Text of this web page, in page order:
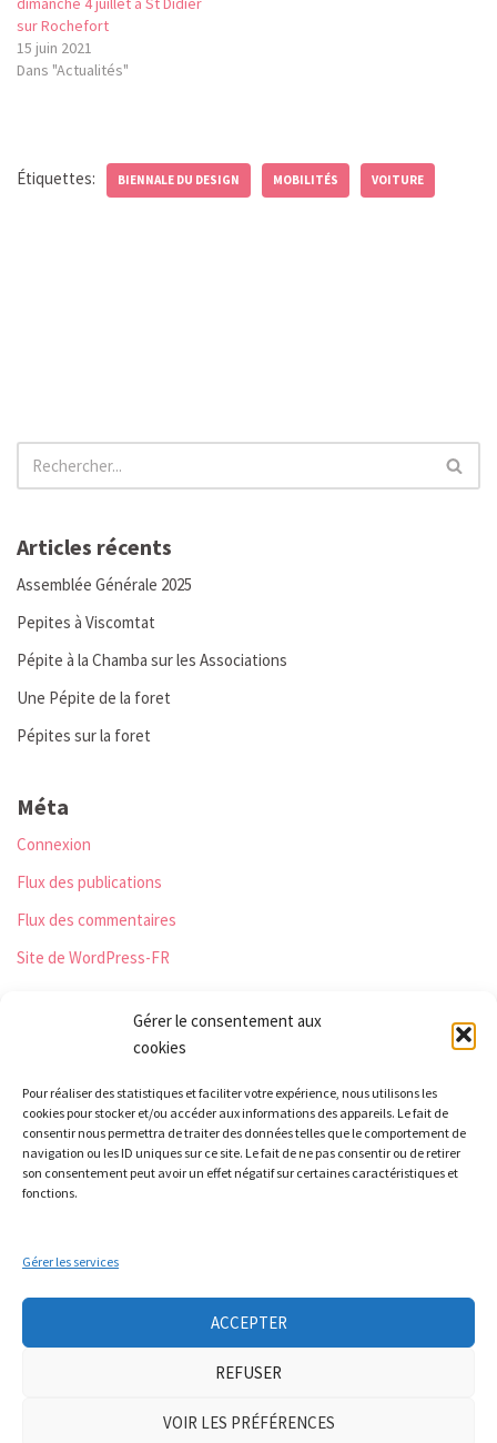
Gérer le consentement aux
cookies
Pour réaliser des statistiques et faciliter votre expérience, nous utilisons les
cookies pour stocker et/ou accéder aux informations des appareils. Le fait de
consentir nous permettra de traiter des données telles que le comportement de
navigation ou les ID uniques sur ce site. Le fait de ne pas consentir ou de retirer
son consentement peut avoir un effet négatif sur certaines caractéristiques et
fonctions.
Gérer les services
ACCEPTER
REFUSER
VOIR LES PRÉFÉRENCES
sur Rochefort
15 juin 2021
Dans "Actualités"
Étiquettes: BIENNALE DU DESIGN MOBILITÉS VOITURE
Articles récents
Assemblée Générale 2025
Pepites à Viscomtat
Pépite à la Chamba sur les Associations
Une Pépite de la foret
Pépites sur la foret
Méta
Connexion
Flux des publications
Flux des commentaires
Site de WordPress-FR
Le Relais
21 rue Peurière
42440 Noirétable
contact[a]lesmontsquipetillent.org
Collectif LA TERRE
Groupe Nourrir
Ateliers auto-réparation de vélos
Mobicar42
Nous contacter
Mentions légales|politique de confidentialité